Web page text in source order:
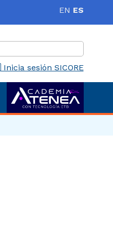
EN ES
Inicia sesión SICORE